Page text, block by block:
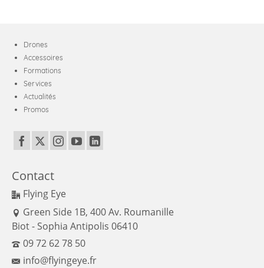
Drones
Accessoires
Formations
Services
Actualités
Promos
Contact
Flying Eye
Green Side 1B, 400 Av. Roumanille
Biot - Sophia Antipolis 06410
09 72 62 78 50
info@flyingeye.fr